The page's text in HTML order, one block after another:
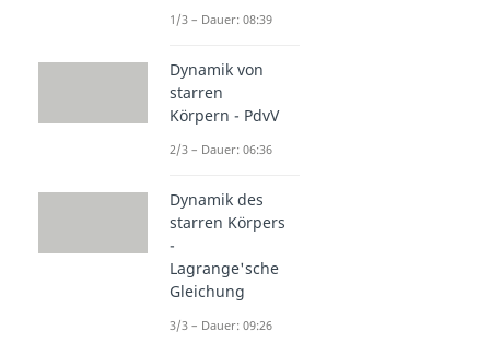
1/3 – Dauer: 08:39
Dynamik von
starren
Körpern - PdvV
2/3 – Dauer: 06:36
Dynamik des
starren Körpers
-
Lagrange'sche
Gleichung
3/3 – Dauer: 09:26